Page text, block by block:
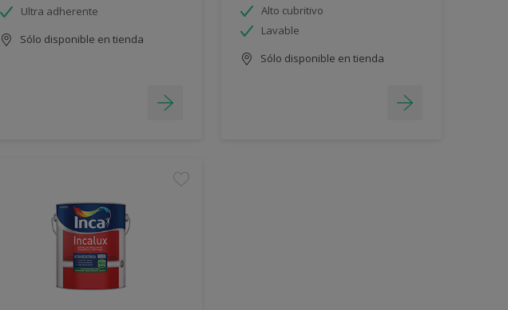
Ultra adherente
Sólo disponible en tienda
Alto cubritivo
Lavable
Sólo disponible en tienda